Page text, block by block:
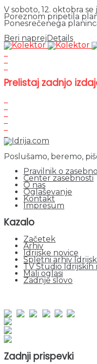
V soboto, 12. oktobra
Poreznom pripetila
Ponesrečenega
Beri naprejDetails
Prelistaj zadnjo
Poslušamo, beremo,
Pravilnik o
Center zasebnosti
O nas
Oglaševanje
Kontakt
Impresum
Kazalo
Začetek
Arhiv
Idrijske novice
Spletni arhiv
TV Studio Idrijskih
Mali oglasi
Zadnje slovo
Zadnji prispevki